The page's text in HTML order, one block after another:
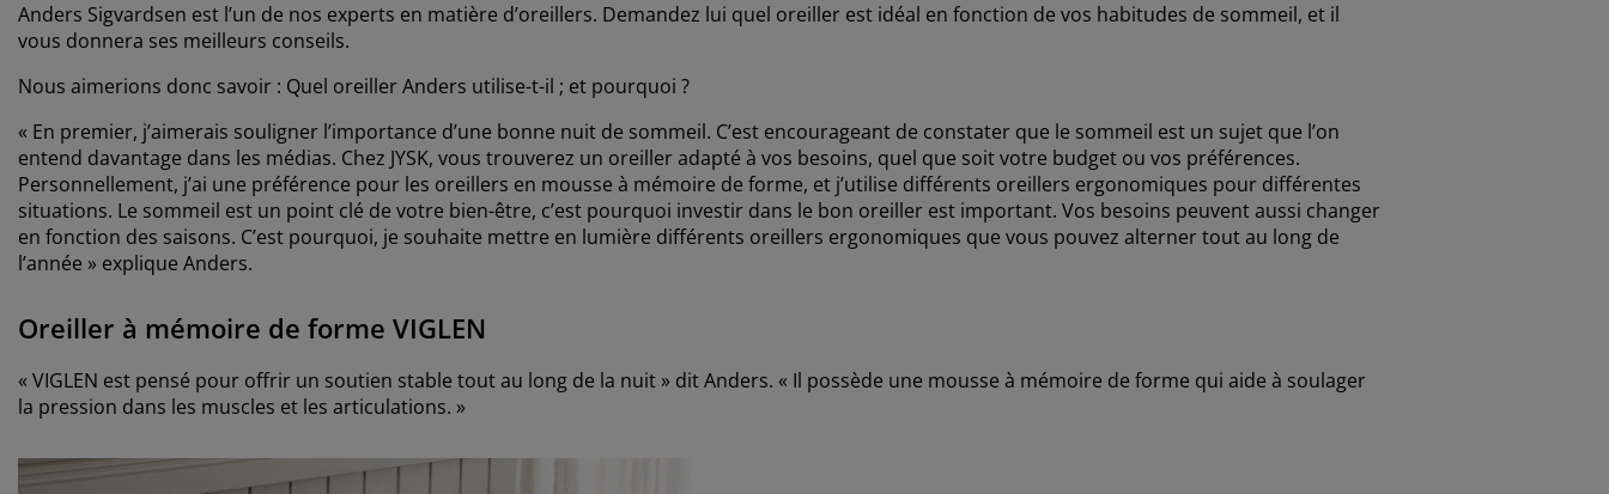
Anders Sigvardsen est l’un de nos experts en matière d’oreillers. Demandez lui quel oreiller est idéal en fonction de vos habitudes de sommeil, et il
vous donnera ses meilleurs conseils.
Nous aimerions donc savoir : Quel oreiller Anders utilise-t-il ; et pourquoi ?
« En premier, j’aimerais souligner l’importance d’une bonne nuit de sommeil. C’est encourageant de constater que le sommeil est un sujet que l’on
entend davantage dans les médias. Chez JYSK, vous trouverez un oreiller adapté à vos besoins, quel que soit votre budget ou vos préférences.
Personnellement, j’ai une préférence pour les oreillers en mousse à mémoire de forme, et j’utilise différents oreillers ergonomiques pour différentes
situations. Le sommeil est un point clé de votre bien-être, c’est pourquoi investir dans le bon oreiller est important. Vos besoins peuvent aussi changer
en fonction des saisons. C’est pourquoi, je souhaite mettre en lumière différents oreillers ergonomiques que vous pouvez alterner tout au long de
l’année » explique Anders.
Oreiller à mémoire de forme VIGLEN
« VIGLEN est pensé pour offrir un soutien stable tout au long de la nuit » dit Anders. « Il possède une mousse à mémoire de forme qui aide à soulager
la pression dans les muscles et les articulations. »